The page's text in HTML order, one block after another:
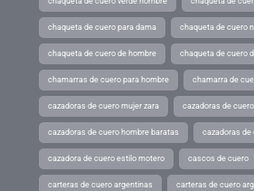
chaqueta de cuero para dama chaqueta de cuero
chaqueta de cuero de hombre chaqueta de cuero
chamarras de cuero para hombre chamarra de
cazadoras de cuero mujer zara cazadoras de
cazadoras de cuero hombre baratas cazadoras de
cazadora de cuero estilo motero cascos de cuero
carteras de cuero argentinas carteras de cuero